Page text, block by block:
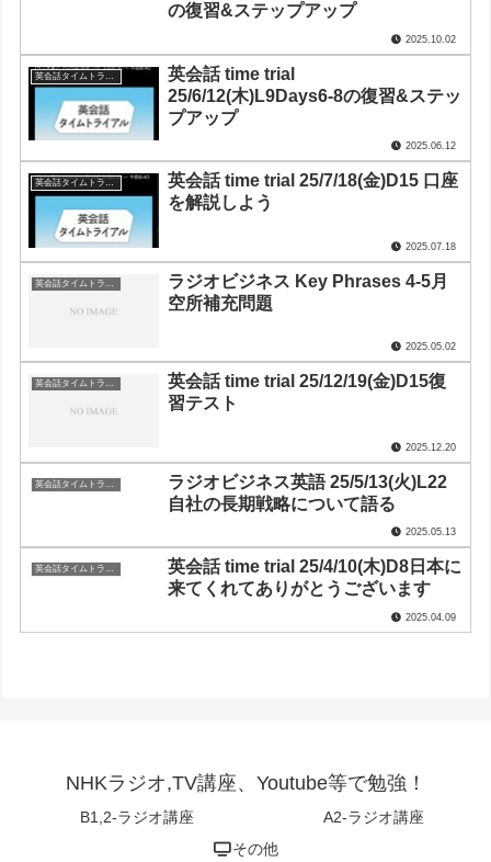
の復習&ステップアップ
2025.10.02
英会話 time trial
25/6/12(木)L9Days6-8の復習&ステッ
プアップ
2025.06.12
英会話タイムトライアル
英会話 time trial 25/7/18(金)D15 口座
を解説しよう
2025.07.18
英会話タイムトライアル
ラジオビジネス Key Phrases 4-5月
空所補充問題
2025.05.02
英会話タイムトライアル
英会話 time trial 25/12/19(金)D15復
習テスト
2025.12.20
ラジオビジネス英語 25/5/13(火)L22
自社の長期戦略について語る
2025.05.13
英会話タイムトライアル
英会話 time trial 25/4/10(木)D8日本に
来てくれてありがとうございます
2025.04.09
NHKラジオ,TV講座、Youtube等で勉強！
B1,2-ラジオ講座
A2-ラジオ講座
その他